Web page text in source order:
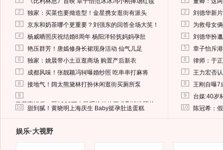
2 独家：买菜也要拗造型！金星携女逛街有派头
3 京东和奶茶哪个更重要？刘强东的回答全场大笑！
4 杨威晒照庆祝结婚8周年 杨阳洋轻抚妈妈孕肚
5 艳压群芳！唐嫣修身长裙现身活动 仙气儿足
6 独家：姚晨带小土豆逛商场 购置产后新衣
7 成都风味！张靓颖冯轲曝婚纱照 吃串串打麻将
8 接地气！阔太熊黛林打扮休闲逛街买厕所泵
9
马蓉离婚后，砸1000万人民币给媒体要求删掉这照片
10 甜到腻！黄晓明上海庆生 Baby挺孕肚送蛋糕
2 刘德华新
3 为救母女
4 刘德华扮
5 章子怡斥
6 律师：于
7 王力宏否
8 王刚自曝7
9 台媒:40岁
10 陈冠希：
娱乐·大视野